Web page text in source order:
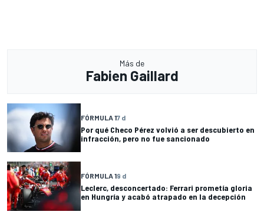
Más de
Fabien Gaillard
FÓRMULA 17 d
Por qué Checo Pérez volvió a ser descubierto en
infracción, pero no fue sancionado
FÓRMULA 19 d
Leclerc, desconcertado: Ferrari prometía gloria
en Hungría y acabó atrapado en la decepción